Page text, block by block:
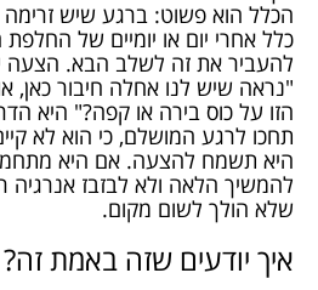
הכלל הוא פשוט: ברגע שיש
כלל אחרי יום או יומיים של החלפת
להעביר את זה לשלב הבא. הצעה
"נראה שיש לנו אחלה חיבור כאן,
הזו על כוס בירה או קפה?" היא
תחכו לרגע המושלם, כי הוא לא
היא תשמח להצעה. אם היא
להמשיך הלאה ולא לבזבז אנרגיה
שלא הולך לשום מקום.
איך יודעים שזה באמת זה?